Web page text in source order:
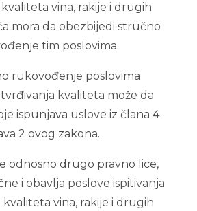
vina, rakije i drugih
mora da obezbijedi stručno
tim poslovima.
rukovođenje poslovima
kvaliteta može da
ispunjava uslove iz člana 4
2 ovog zakona.
odnosno drugo pravno lice,
i obavlja poslove ispitivanja
vina, rakije i drugih